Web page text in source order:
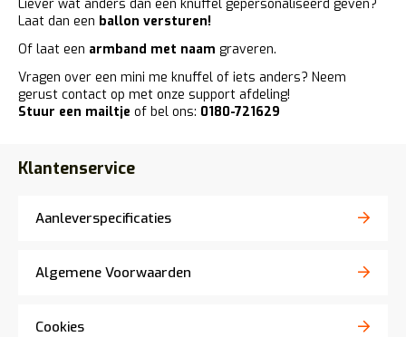
Liever wat anders dan een knuffel gepersonaliseerd geven?
Laat dan een ballon versturen!
Of laat een armband met naam graveren.
Vragen over een mini me knuffel of iets anders? Neem
gerust contact op met onze support afdeling!
Stuur een mailtje of bel ons: 0180-721629
Klantenservice
Aanleverspecificaties
Algemene Voorwaarden
Cookies